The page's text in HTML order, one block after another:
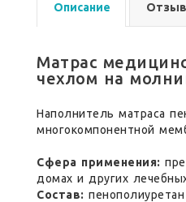
Описание
Матрас
чехлом на
Наполнитель матраса
многокомпонентной
Сфера применения:
домах и других
Состав: